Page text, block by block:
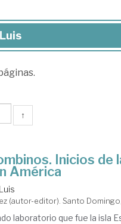
↑
Inicios de
América
(autor-editor). Santo
laboratorio que fue la isla